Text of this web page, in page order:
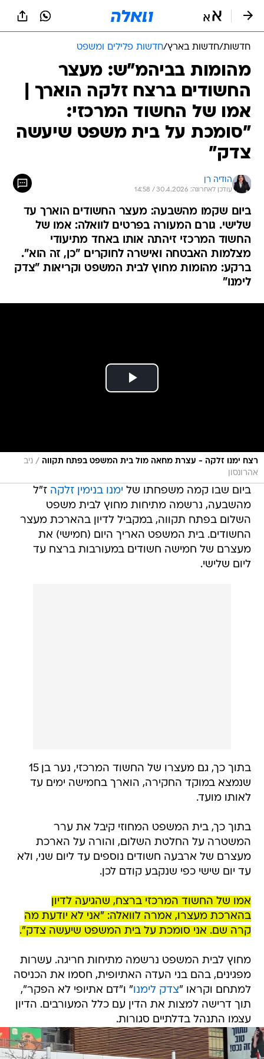
חדשות/חדשות בארץ/חדשות פלילים ומשפט
מהומות בביהמ"ש: מעצר
החשודים ברצח זלקה הוארך |
אמו של החשוד המרכזי:
"סומכת על בית משפט שיעשה
צדק"
הודיה רן
עודכן לאחרונה: 30.4.2026 / 14:58
ביום שקמו מהשבעה: מעצר החשודים הוארך עד
שלישי. גורם המעורה בפרטים לוואלה: אמו של
החשוד המרכזי זיהתה אותו באחד מתיעודי
מצלמות האבטחה ואישרה לחוקרים "כן, זה הוא".
ברקע: מהומות מחוץ לבית המשפט וקריאות "צדק
לימנו"
רצח ימנו זלקה - עצרת מחאה מול בית המשפט בפתח תקווה / ניב
אהרונסון
ביום שבו קמה משפחתו של ימנו בנימין זלקה ז"ל
מהשבעה, נרשמה מתיחות מחוץ לבית משפט
השלום בפתח תקווה, במקביל לדיון בהארכת מעצר
החשודים. בית המשפט האריך היום (חמישי) את
מעצרם של חמישה חשודים במעורבות ברצח עד
ליום שלישי.
בתוך כך, גם מעצרו של החשוד המרכזי, נער בן 15
שנמצא במוקד החקירה, הוארך בחמישה ימים עד
לאותו מועד.
בתוך כך, בית המשפט המחוזי קיבל את ערר
המשטרה על החלטת השלום, והורה על הארכת
מעצרם של ארבעה חשודים נוספים עד ליום שני, ולא
עד יום שישי כפי שנקבע קודם לכן.
אמו של החשוד המרכזי ברצח, שהגיעה לדיון
בהארכת מעצרו, אמרה לוואלה: "אני לא יודעת מה
קרה שם. אני סומכת על בית המשפט שיעשה צדק".
מחוץ לבית המשפט נרשמה מתיחות חריגה. עשרות
מפגינים, בהם בני העדה האתיופית, חסמו את הכניסה
למתחם וקראו "צדק לימנו" ו"דם אתיופי לא הפקר",
תוך דרישה למצות את הדין עם כלל המעורבים. הדיון
עצמו התנהל בדלתיים סגורות.